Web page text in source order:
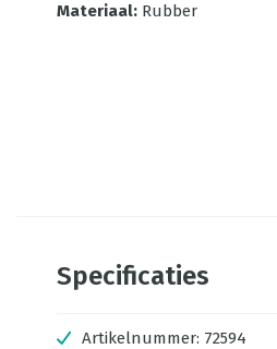
Materiaal: Rubber
Specificaties
Artikelnummer: 72594